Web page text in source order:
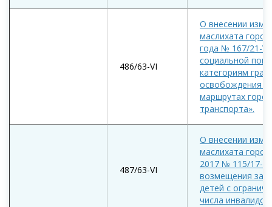
486/63-VI
О внесении
маслихата
года № 167/21-
социальной
категориям
освобождения
маршрутах
транспорта».
487/63-VI
О внесении
маслихата
2017 № 115/17-
возмещения
детей с
числа